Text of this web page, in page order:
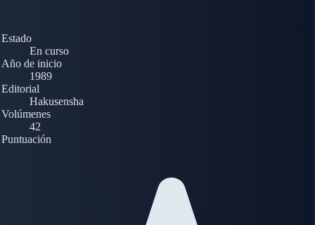
Estado
En curso
Año de inicio
1989
Editorial
Hakusensha
Volúmenes
42
Puntuación